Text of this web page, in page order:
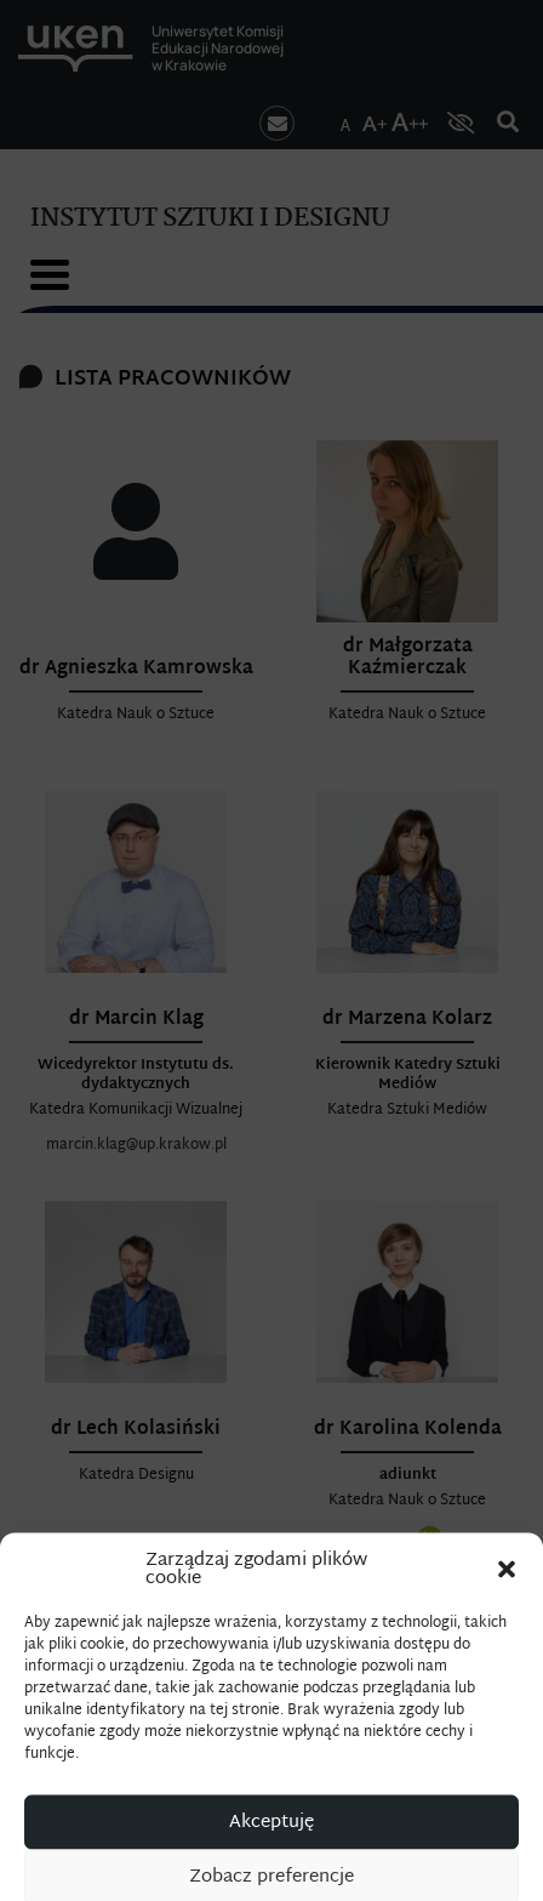
Zarządzaj zgodami plików
cookie
Aby zapewnić jak najlepsze wrażenia, korzystamy z technologii, takich
jak pliki cookie, do przechowywania i/lub uzyskiwania dostępu do
informacji o urządzeniu. Zgoda na te technologie pozwoli nam
przetwarzać dane, takie jak zachowanie podczas przeglądania lub
unikalne identyfikatory na tej stronie. Brak wyrażenia zgody lub
wycofanie zgody może niekorzystnie wpłynąć na niektóre cechy i
funkcje.
Akceptuję
Zobacz preferencje
Uniwersytet Komisji
Edukacji Narodowej
w Krakowie
INSTYTUT SZTUKI I DESIGNU
LISTA PRACOWNIKÓW
dr Agnieszka Kamrowska
Katedra Nauk o Sztuce
dr Małgorzata
Kaźmierczak
Katedra Nauk o Sztuce
dr Marcin Klag
Wicedyrektor Instytutu ds.
dydaktycznych
Katedra Komunikacji Wizualnej
marcin.klag@up.krakow.pl
dr Marzena Kolarz
Kierownik Katedry Sztuki
Mediów
Katedra Sztuki Mediów
dr Lech Kolasiński
Katedra Designu
dr Karolina Kolenda
adiunkt
Katedra Nauk o Sztuce
ORCID:
dr Natalia Kopytko mgr Marcin Koterwa